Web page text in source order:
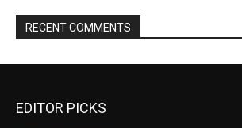
RECENT COMMENTS
EDITOR PICKS